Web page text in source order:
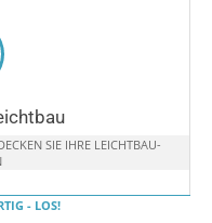
SIE IHRE LEICHTBAU-
- LOS!